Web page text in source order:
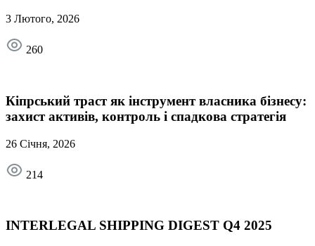
3 Лютого, 2026
260
Кіпрський траст як інструмент власника бізнесу:
захист активів, контроль і спадкова стратегія
26 Січня, 2026
214
INTERLEGAL SHIPPING DIGEST Q4 2025